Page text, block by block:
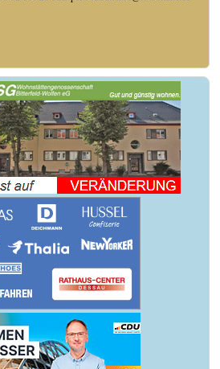
SG Union Sandersdorf - VfB 1921 Krieschow,